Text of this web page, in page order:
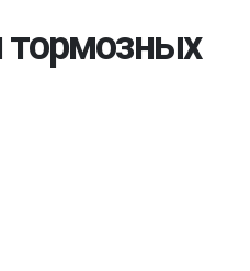
тормозных